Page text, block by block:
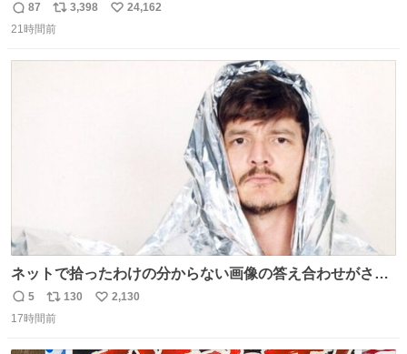
返
信
87
リ
ポ
3,398
い
24,162
21時間前
ネットで拾ったわけの分からない画像の答え合わせがされ
ていくw
返
信
5
リ
ポ
130
い
2,130
17時間前